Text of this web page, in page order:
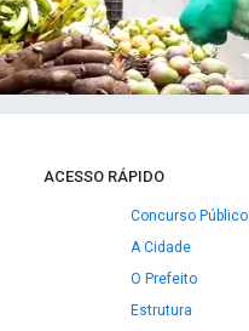
ACESSO RÁPIDO
Concurso Público
A Cidade
O Prefeito
Estrutura